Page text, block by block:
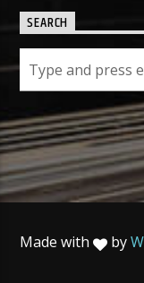
SEARCH
Made with by